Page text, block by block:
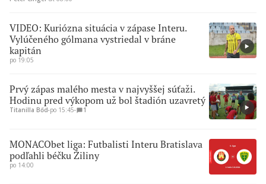
VIDEO: Kuriózna situácia v zápase Interu.
Vylúčeného gólmana vystriedal v bráne
kapitán
po 19:05
Prvý zápas malého mesta v najvyššej súťaži.
Hodinu pred výkopom už bol štadión uzavretý
Titanilla Bőd∙po 15:45∙ 1
MONACObet liga: Futbalisti Interu Bratislava
podľahli béčku Žiliny
po 14:00